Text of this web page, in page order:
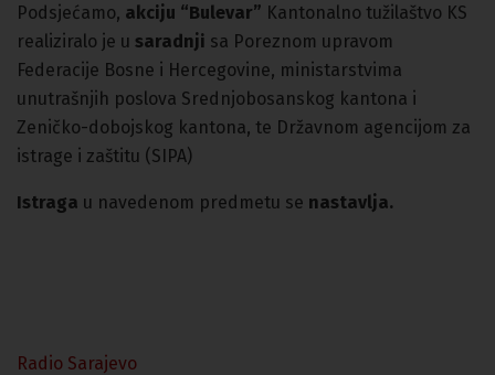
Podsjećamo, akciju “Bulevar” Kantonalno tužilaštvo KS
realiziralo je u saradnji sa Poreznom upravom
Federacije Bosne i Hercegovine, ministarstvima
unutrašnjih poslova Srednjobosanskog kantona i
Zeničko-dobojskog kantona, te Državnom agencijom za
istrage i zaštitu (SIPA)
Istraga u navedenom predmetu se nastavlja.
Radio Sarajevo